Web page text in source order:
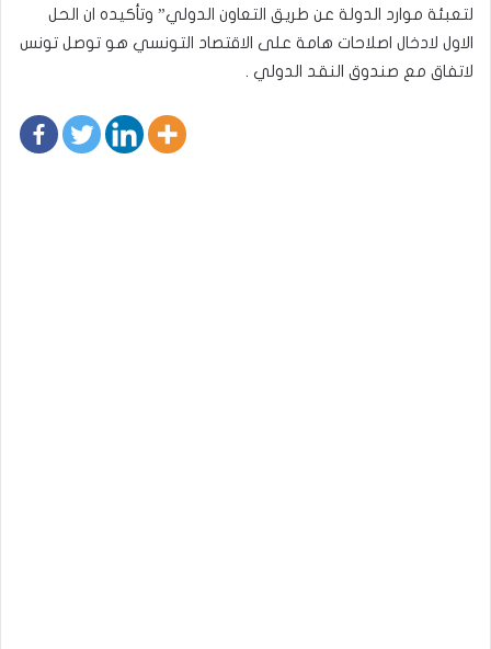
لتعبئة موارد الدولة عن طريق التعاون الدولي” وتأكيده ان الحل
الاول لادخال اصلاحات هامة على الاقتصاد التونسي هو توصل تونس
لاتفاق مع صندوق النقد الدولي .